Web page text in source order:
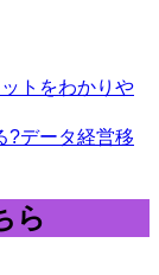
トをわかりや
?データ経営移
ら